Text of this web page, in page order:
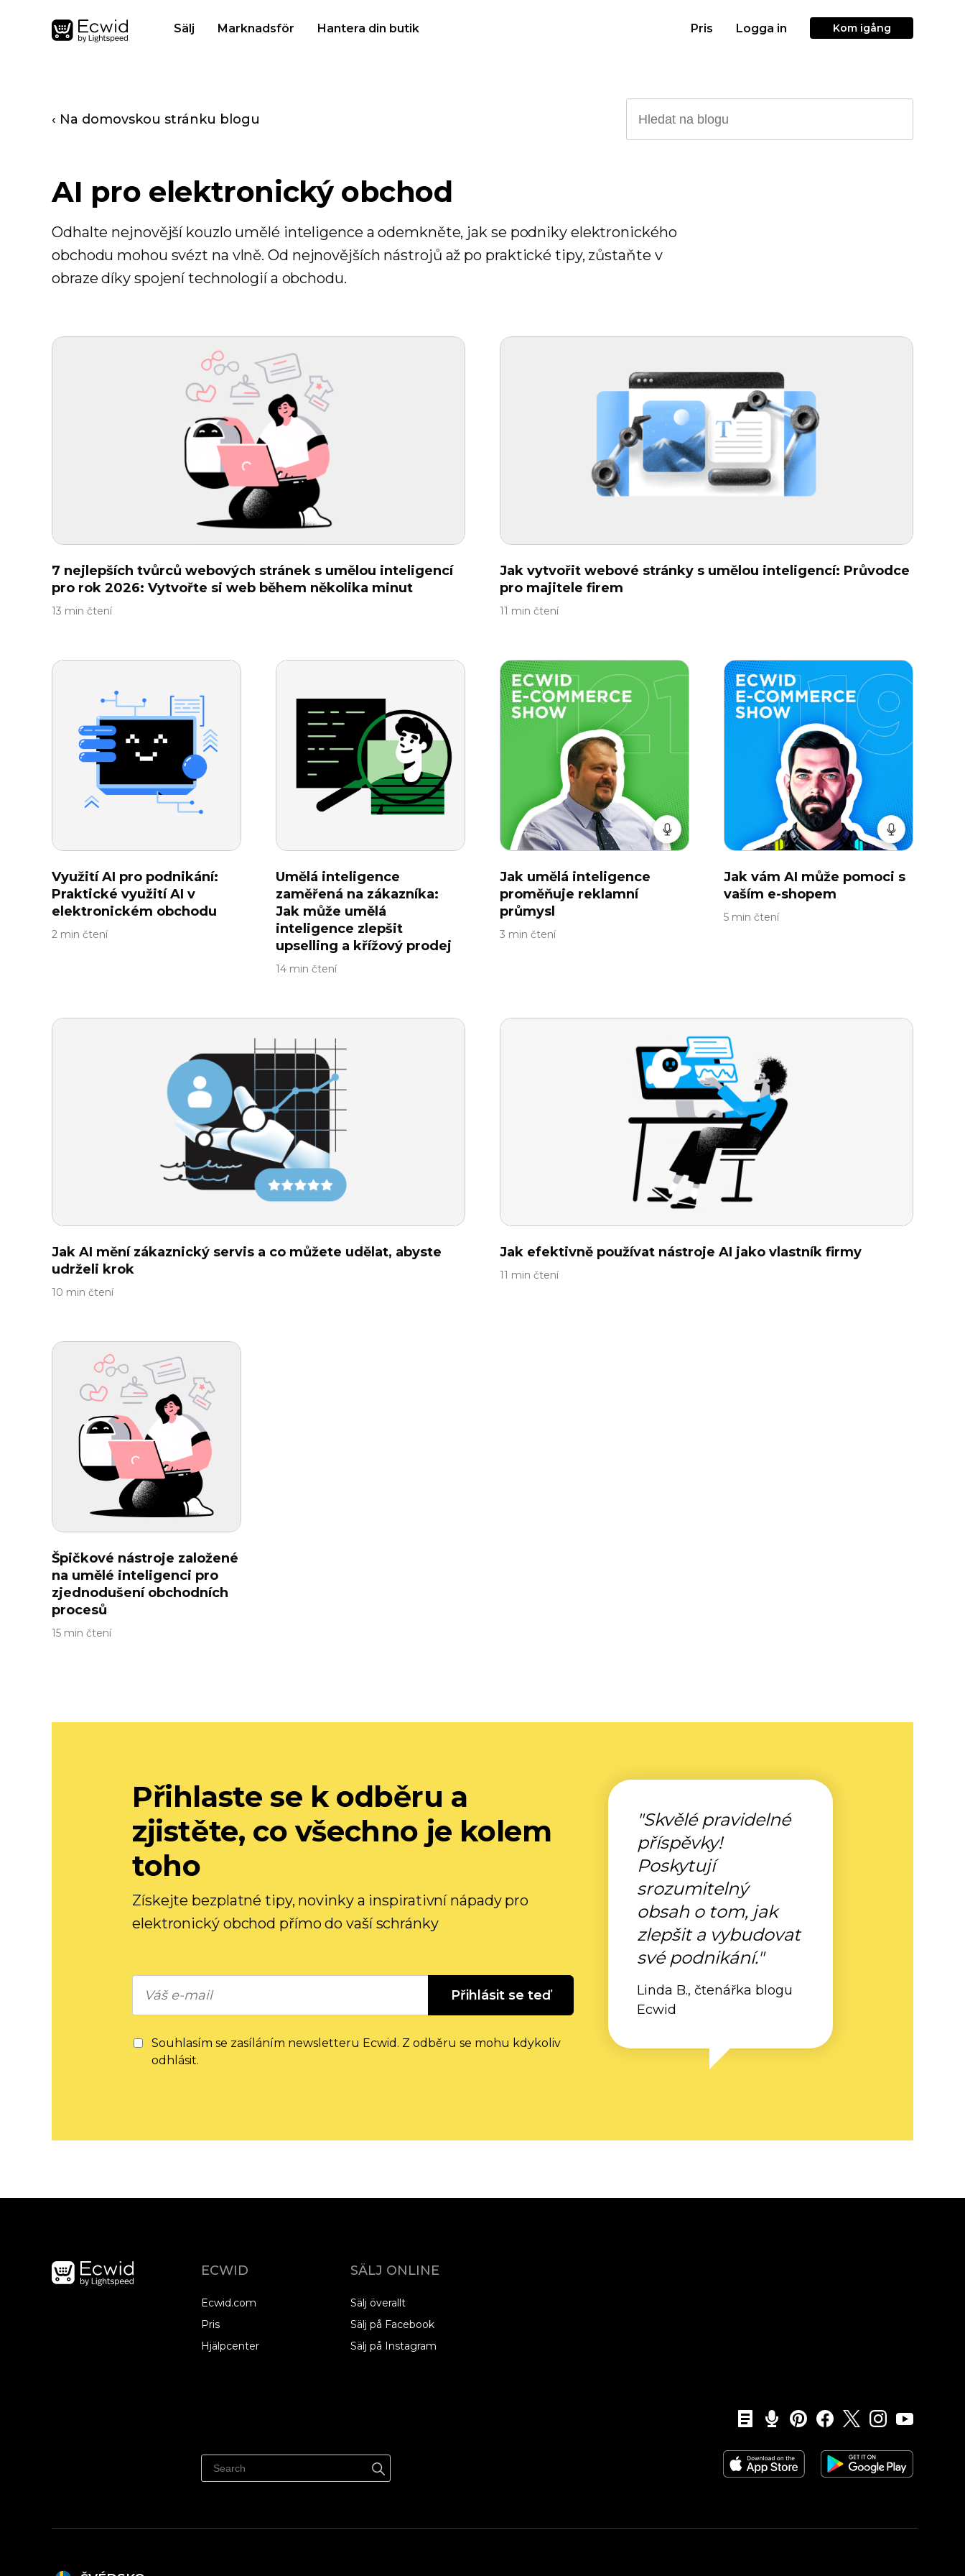
Sälj Marknadsför Hantera din butik Pris Logga in Kom igång
‹ Na domovskou stránku blogu
AI pro elektronický obchod
Odhalte nejnovější kouzlo umělé inteligence a odemkněte, jak se podniky elektronického
obchodu mohou svézt na vlně. Od nejnovějších nástrojů až po praktické tipy, zůstaňte v
obraze díky spojení technologií a obchodu.
7 nejlepších tvůrců webových stránek s umělou inteligencí
pro rok 2026: Vytvořte si web během několika minut
13 min čtení
Jak vytvořit webové stránky s umělou inteligencí: Průvodce
pro majitele firem
11 min čtení
Využití AI pro podnikání:
Praktické využití AI v
elektronickém obchodu
2 min čtení
Umělá inteligence
zaměřená na zákazníka:
Jak může umělá
inteligence zlepšit
upselling a křížový prodej
14 min čtení
Jak umělá inteligence
proměňuje reklamní
průmysl
3 min čtení
Jak vám AI může pomoci s
vaším e-shopem
5 min čtení
Jak AI mění zákaznický servis a co můžete udělat, abyste
udrželi krok
10 min čtení
Jak efektivně používat nástroje AI jako vlastník firmy
11 min čtení
Špičkové nástroje založené
na umělé inteligenci pro
zjednodušení obchodních
procesů
15 min čtení
Přihlaste se k odběru a
zjistěte, co všechno je kolem
toho
Získejte bezplatné tipy, novinky a inspirativní nápady pro
elektronický obchod přímo do vaší schránky
Přihlásit se teď
Souhlasím se zasíláním newsletteru Ecwid. Z odběru se mohu kdykoliv
odhlásit.
"Skvělé pravidelné
příspěvky!
Poskytují
srozumitelný
obsah o tom, jak
zlepšit a vybudovat
své podnikání."
Linda B., čtenářka blogu
Ecwid
ECWID
Ecwid.com
Pris
Hjälpcenter
SÄLJ ONLINE
Sälj överallt
Sälj på Facebook
Sälj på Instagram